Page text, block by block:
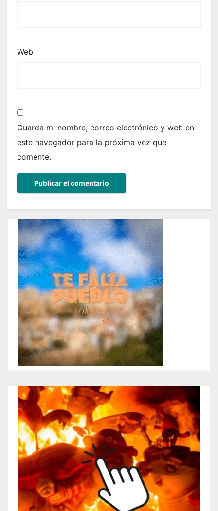
Web
Guarda mi nombre, correo electrónico y web en
este navegador para la próxima vez que
comente.